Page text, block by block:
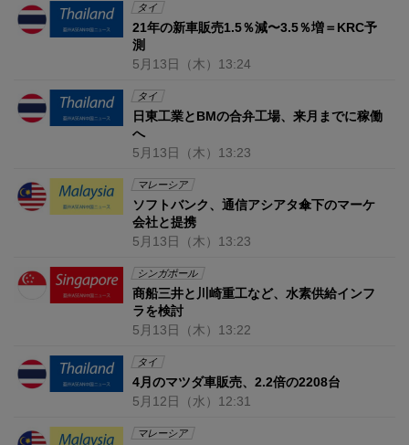
タイ
21年の新車販売1.5％減〜3.5％増＝KRC予
測
5月13日 （木） 13:24
タイ
日東工業とBMの合弁工場、来月までに稼働
へ
5月13日 （木） 13:23
マレーシア
ソフトバンク、通信アシアタ傘下のマーケ
会社と提携
5月13日 （木） 13:23
シンガポール
商船三井と川崎重工など、水素供給インフ
ラを検討
5月13日 （木） 13:22
タイ
4月のマツダ車販売、2.2倍の2208台
5月12日 （水） 12:31
マレーシア